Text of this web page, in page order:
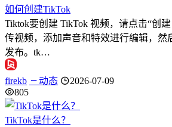
如何创建TikTok
Tiktok要创建 TikTok 视频，请点击“创
传视频，添加声音和特效进行编辑，然
发布。tk…
firekb 动态
2026-07-09
805
TikTok是什么？